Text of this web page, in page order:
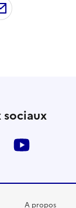
sur X
sociaux
Linkedin
A propos